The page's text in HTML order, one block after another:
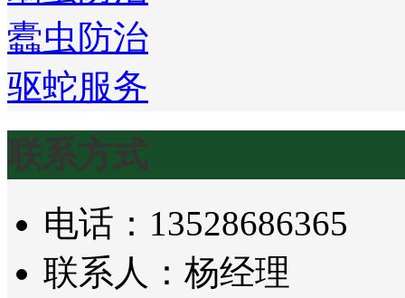
蠹虫防治
驱蛇服务
联系方式
电话：13528686365
联系人：杨经理